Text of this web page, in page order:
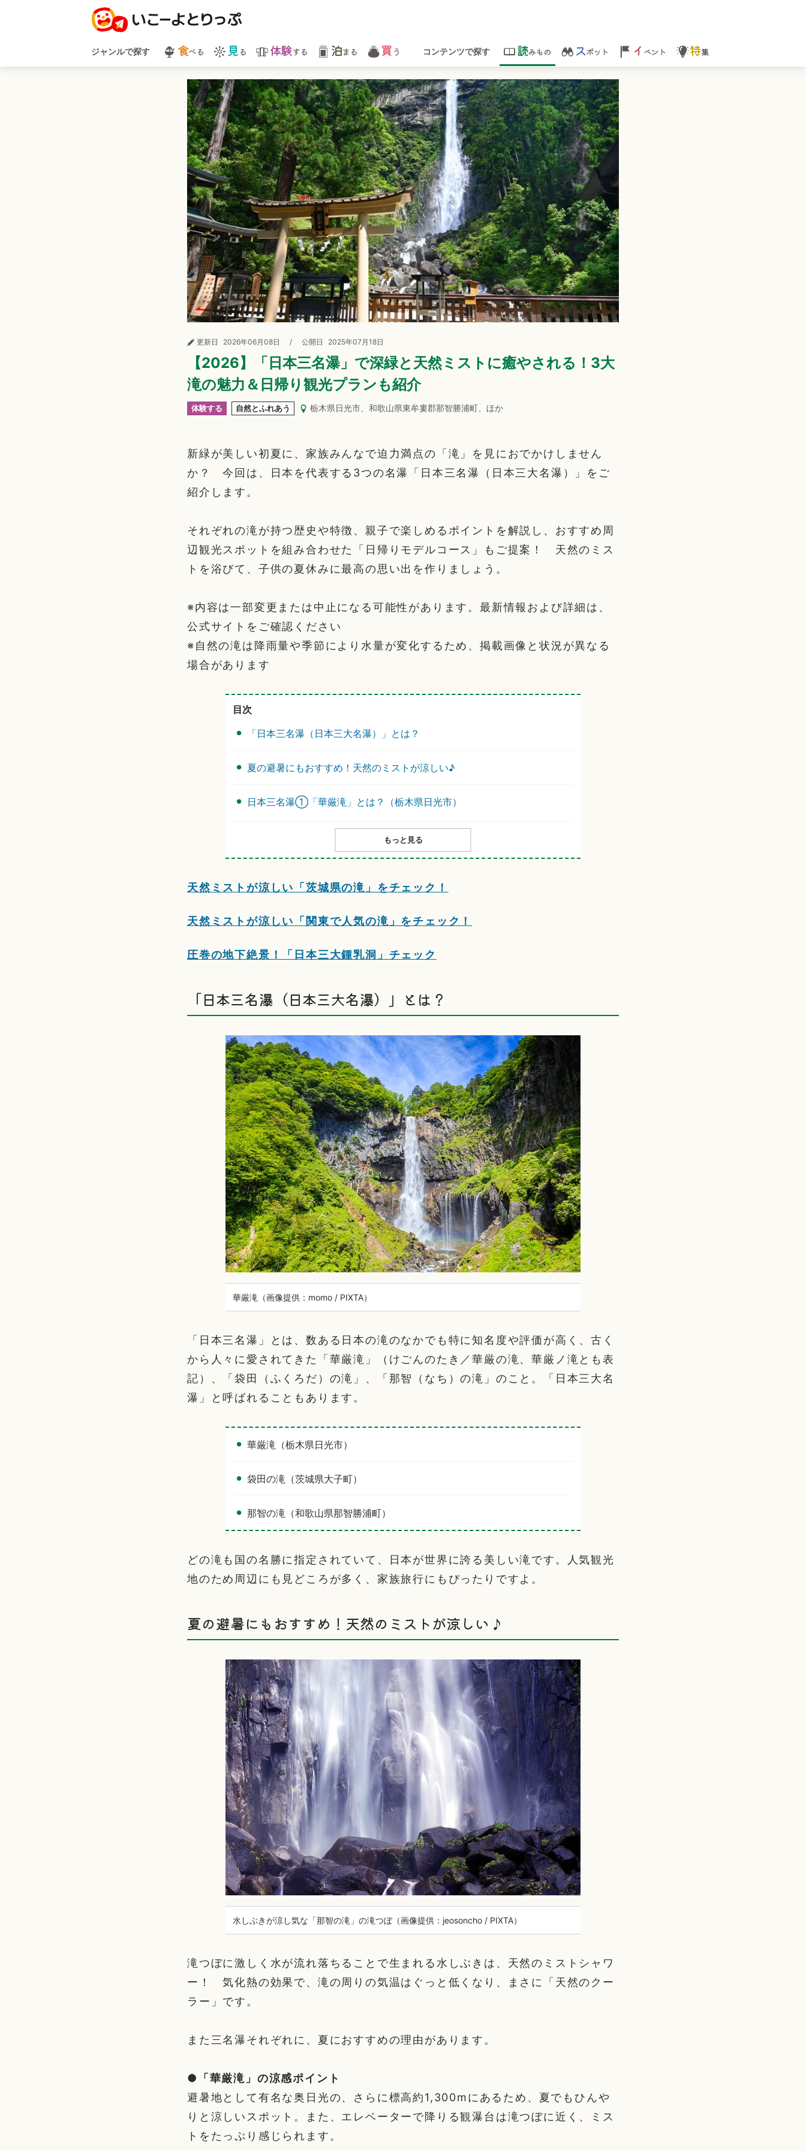
ジャンルで探す 食べる 見 る 体験する 泊まる 買 う コンテンツで探す 読みもの スポット イ ベント 特集
更新日 2026年06月08日 / 公開日 2025年07月18日
【2026】「日本三名瀑」で深緑と天然ミストに癒やされる！3大
滝の魅力＆日帰り観光プランも紹介
体験する 自然とふれあう 栃木県日光市、和歌山県東牟婁郡那智勝浦町、ほか
新緑が美しい初夏に、家族みんなで迫力満点の「滝」を見におでかけしません
か？ 今回は、日本を代表する3つの名瀑「日本三名瀑（日本三大名瀑）」をご
紹介します。
それぞれの滝が持つ歴史や特徴、親子で楽しめるポイントを解説し、おすすめ周
辺観光スポットを組み合わせた「日帰りモデルコース」もご提案！ 天然のミス
トを浴びて、子供の夏休みに最高の思い出を作りましょう。
※内容は一部変更または中止になる可能性があります。最新情報および詳細は、
公式サイトをご確認ください
※自然の滝は降雨量や季節により水量が変化するため、掲載画像と状況が異なる
場合があります
目次
「日本三名瀑（日本三大名瀑）」とは？
夏の避暑にもおすすめ！天然のミストが涼しい♪
日本三名瀑①「華厳滝」とは？（栃木県日光市）
もっと見る
天然ミストが涼しい「茨城県の滝」をチェック！
天然ミストが涼しい「関東で人気の滝」をチェック！
圧巻の地下絶景！「日本三大鍾乳洞」チェック
「日本三名瀑（日本三大名瀑）」とは？
華厳滝（画像提供：momo / PIXTA）
「日本三名瀑」とは、数ある日本の滝のなかでも特に知名度や評価が高く、古く
から人々に愛されてきた「華厳滝」（けごんのたき／華厳の滝、華厳ノ滝とも表
記）、「袋田（ふくろだ）の滝」、「那智（なち）の滝」のこと。「日本三大名
瀑」と呼ばれることもあります。
華厳滝（栃木県日光市）
袋田の滝（茨城県大子町）
那智の滝（和歌山県那智勝浦町）
どの滝も国の名勝に指定されていて、日本が世界に誇る美しい滝です。人気観光
地のため周辺にも見どころが多く、家族旅行にもぴったりですよ。
夏の避暑にもおすすめ！天然のミストが涼しい♪
水しぶきが涼し気な「那智の滝」の滝つぼ（画像提供：jeosoncho / PIXTA）
滝つぼに激しく水が流れ落ちることで生まれる水しぶきは、天然のミストシャワ
ー！ 気化熱の効果で、滝の周りの気温はぐっと低くなり、まさに「天然のクー
ラー」です。
また三名瀑それぞれに、夏におすすめの理由があります。
●「華厳滝」の涼感ポイント
避暑地として有名な奥日光の、さらに標高約1,300mにあるため、夏でもひんや
りと涼しいスポット。また、エレベーターで降りる観瀑台は滝つぼに近く、ミス
トをたっぷり感じられます。